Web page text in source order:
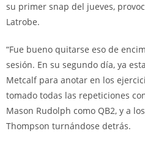
su primer snap del jueves,
Latrobe.
“Fue bueno quitarse eso de
sesión. En su segundo día, ya
Metcalf para anotar en los
tomado todas las repeticiones
Mason Rudolph como QB2, y a
Thompson turnándose detrás.